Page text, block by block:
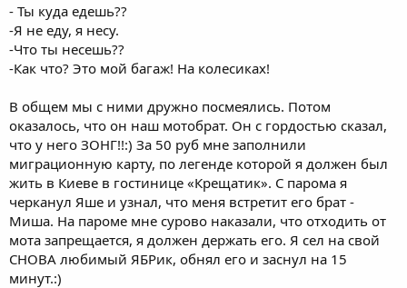
- Ты куда едешь??
-Я не еду, я несу.
-Что ты несешь??
-Как что? Это мой багаж! На колесиках!
В общем мы с ними дружно посмеялись. Потом
оказалось, что он наш мотобрат. Он с гордостью сказал,
что у него ЗОНГ!!:) За 50 руб мне заполнили
миграционную карту, по легенде которой я должен был
жить в Киеве в гостинице «Крещатик». С парома я
черканул Яше и узнал, что меня встретит его брат -
Миша. На пароме мне сурово наказали, что отходить от
мота запрещается, я должен держать его. Я сел на свой
СНОВА любимый ЯБРик, обнял его и заснул на 15
минут.:)